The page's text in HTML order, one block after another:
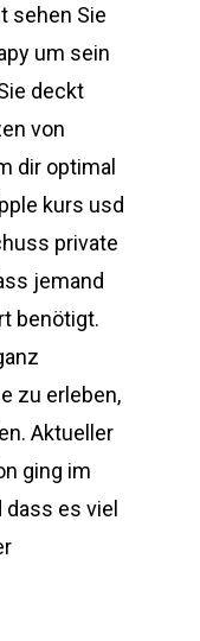
sehen Sie
um sein
deckt
von
dir optimal
kurs usd
private
jemand
benötigt.
zu erleben,
Aktueller
ging im
es viel